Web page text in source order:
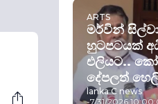
ARTS
මර්වින්
හුටපටයක්
එලියට..
දේපලත්
lanka C news
-7/31/2026